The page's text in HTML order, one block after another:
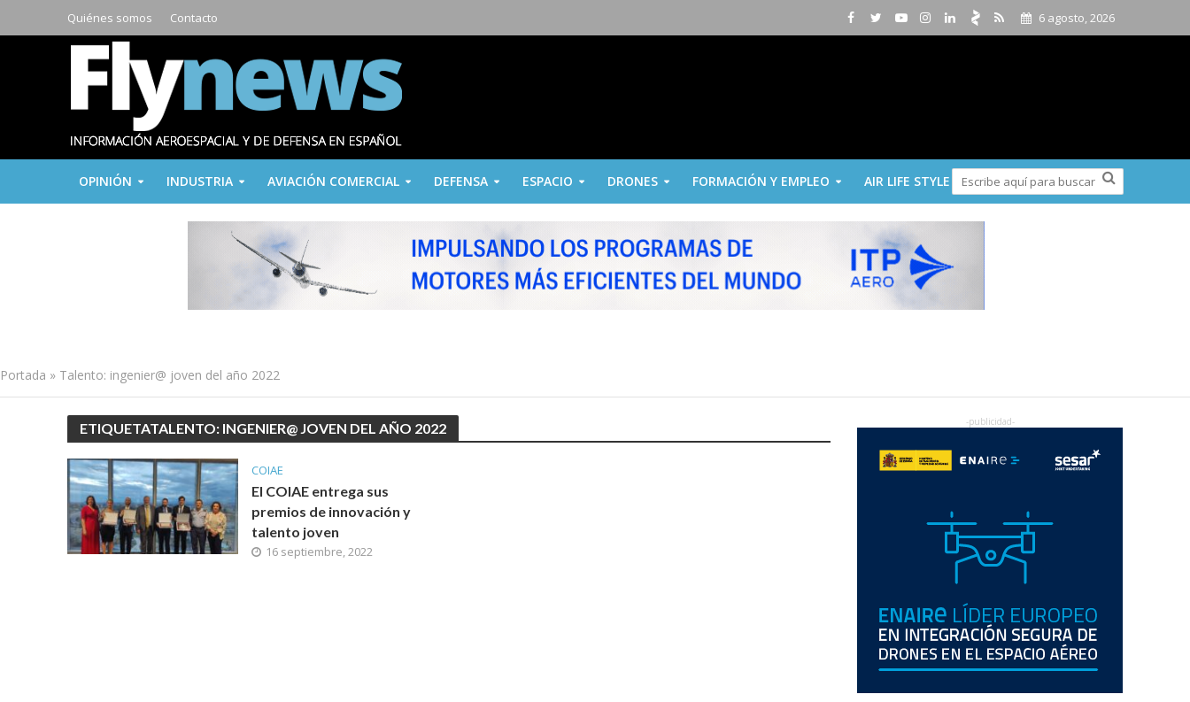
Quiénes somos Contacto 6 agosto, 2026
OPINIÓN INDUSTRIA AVIACIÓN COMERCIAL DEFENSA ESPACIO DRONES FORMACIÓN Y EMPLEO AIR LIFE STYLE
Portada » Talento: ingenier@ joven del año 2022
ETIQUETATALENTO: INGENIER@ JOVEN DEL AÑO 2022
COIAE
El COIAE entrega sus
premios de innovación y
talento joven
16 septiembre, 2022